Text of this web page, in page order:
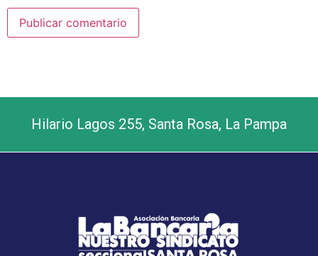
Hilario Lagos 255, Santa Rosa, La Pampa